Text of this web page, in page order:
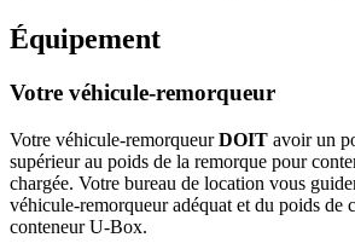
Équipement
Votre véhicule-remorqueur
Votre véhicule-remorqueurDOIT avoir un
supérieur au poids de la remorque pour
chargée. Votre bureau de location vous
véhicule-remorqueur adéquat et du poids de
conteneur U-Box.